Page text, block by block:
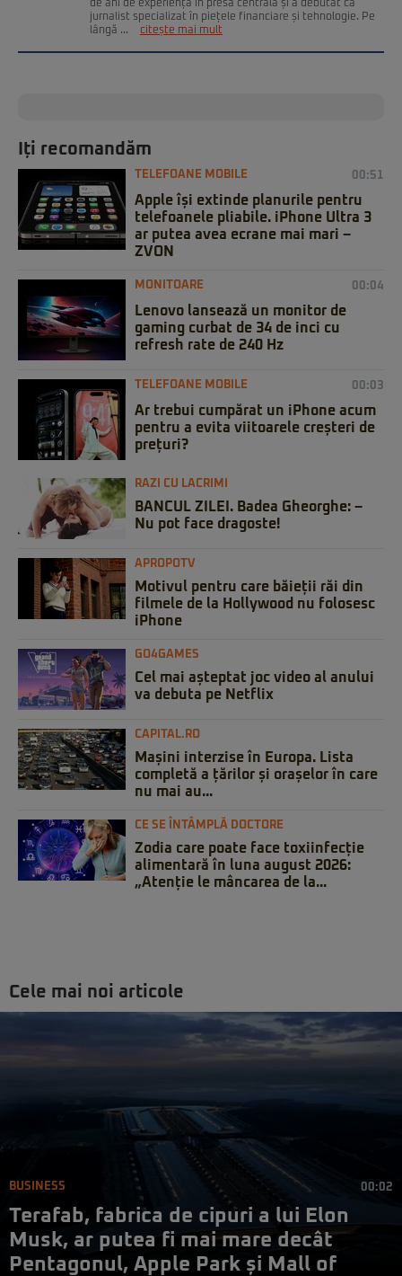
de ani de experiență în presa centrală și a debutat ca
jurnalist specializat în piețele financiare și tehnologie. Pe
lângă ...
citește mai mult
Iți recomandăm
TELEFOANE MOBILE 00:51
Apple își extinde planurile pentru
telefoanele pliabile. iPhone Ultra 3
ar putea avea ecrane mai mari –
ZVON
MONITOARE 00:04
Lenovo lansează un monitor de
gaming curbat de 34 de inci cu
refresh rate de 240 Hz
TELEFOANE MOBILE 00:03
Ar trebui cumpărat un iPhone acum
pentru a evita viitoarele creșteri de
prețuri?
RAZI CU LACRIMI
BANCUL ZILEI. Badea Gheorghe: –
Nu pot face dragoste!
APROPOTV
Motivul pentru care băieții răi din
filmele de la Hollywood nu folosesc
iPhone
GO4GAMES
Cel mai așteptat joc video al anului
va debuta pe Netflix
CAPITAL.RO
Mașini interzise în Europa. Lista
completă a țărilor și orașelor în care
nu mai au...
CE SE ÎNTÂMPLĂ DOCTORE
Zodia care poate face toxiinfecție
alimentară în luna august 2026:
„Atenție le mâncarea de la...
Cele mai noi articole
BUSINESS 00:02
Terafab, fabrica de cipuri a lui Elon
Musk, ar putea fi mai mare decât
Pentagonul, Apple Park și Mall of